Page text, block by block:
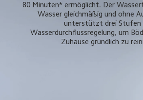
80 Minuten* ermöglicht. Der
Wasser gleichmäßig und ohne
unterstützt drei Stufen
Wasserdurchflussregelung, um
Zuhause gründlich zu